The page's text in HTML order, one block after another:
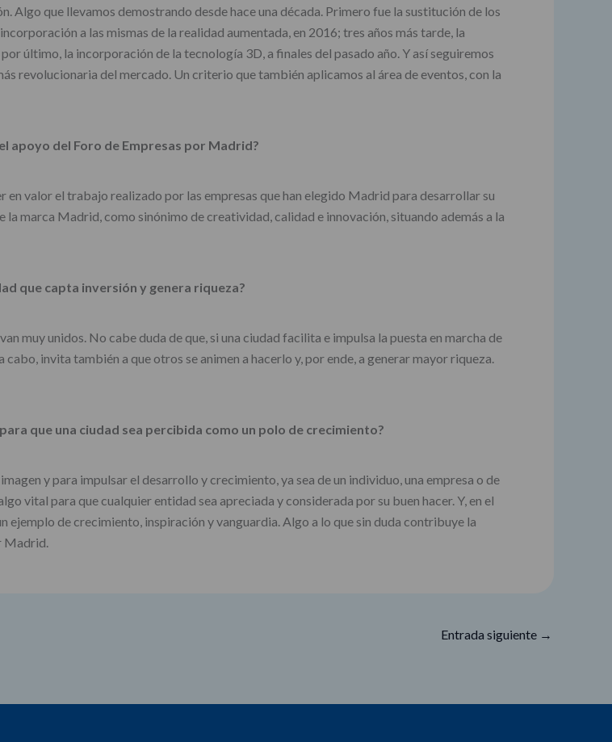
Algo que llevamos demostrando desde hace una década. Primero fue la sustitución de los
a las mismas de la realidad aumentada, en 2016; tres años más tarde, la
último, la incorporación de la tecnología 3D, a finales del pasado año. Y así seguiremos
revolucionaria del mercado. Un criterio que también aplicamos al área de eventos, con la
apoyo del Foro de Empresas por Madrid?
valor el trabajo realizado por las empresas que han elegido Madrid para desarrollar su
marca Madrid, como sinónimo de creatividad, calidad e innovación, situando además a la
que capta inversión y genera riqueza?
muy unidos. No cabe duda de que, si una ciudad facilita e impulsa la puesta en marcha de
invita también a que otros se animen a hacerlo y, por ende, a generar mayor riqueza.
que una ciudad sea percibida como un polo de crecimiento?
y para impulsar el desarrollo y crecimiento, ya sea de un individuo, una empresa o de
vital para que cualquier entidad sea apreciada y considerada por su buen hacer. Y, en el
ejemplo de crecimiento, inspiración y vanguardia. Algo a lo que sin duda contribuye la
Madrid.
Entrada siguiente →